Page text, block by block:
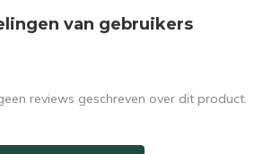
van gebruikers
reviews geschreven over dit product.